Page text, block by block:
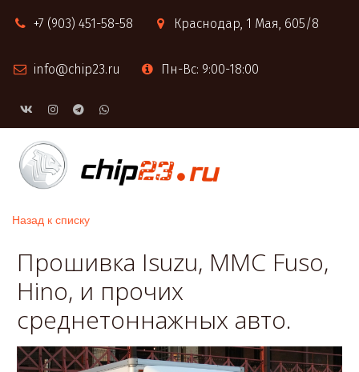
+7 (903) 451-58-58 Краснодар, 1 Мая, 605/8
info@chip23.ru Пн-Вс: 9:00-18:00
Назад к списку
Прошивка Isuzu, MMC Fuso,
Hino, и прочих
среднетоннажных авто.